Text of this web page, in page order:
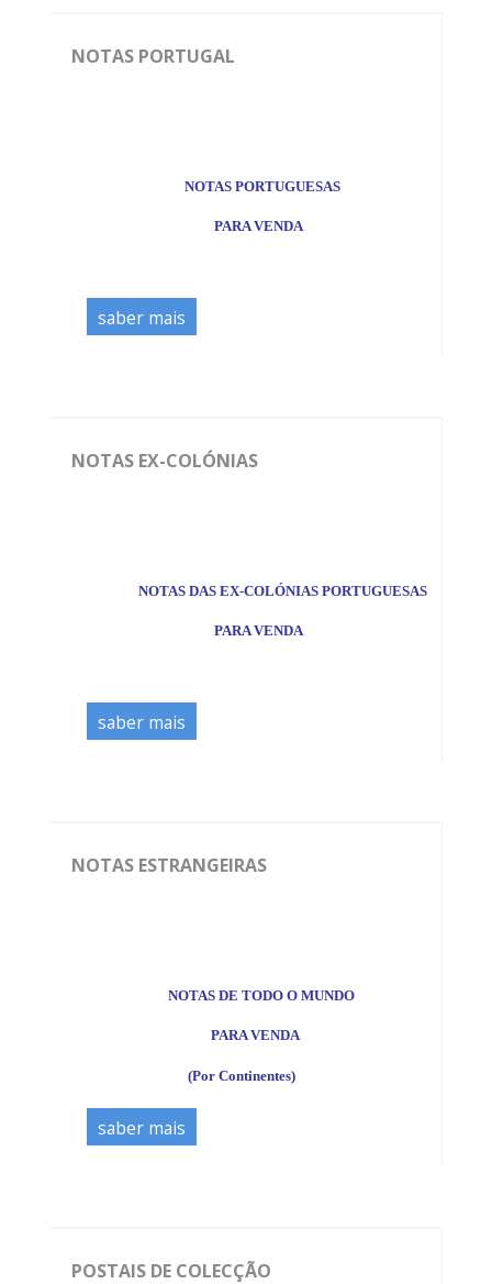
NOTAS PORTUGAL
NOTAS PORTUGUESAS
PARA VENDA
saber mais
NOTAS EX-COLÓNIAS
NOTAS DAS EX-COLÓNIAS PORTUGUESAS
PARA VENDA
saber mais
NOTAS ESTRANGEIRAS
NOTAS DE TODO O MUNDO
PARA VENDA
(Por Continentes)
saber mais
POSTAIS DE COLECÇÃO